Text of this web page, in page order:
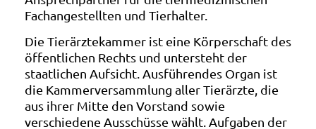
Fachangestellten und Tierhalter.
Die Tierärztekammer ist eine Körperschaft des
öffentlichen Rechts und untersteht der
staatlichen Aufsicht. Ausführendes Organ ist
die Kammerversammlung aller Tierärzte, die
aus ihrer Mitte den Vorstand sowie
verschiedene Ausschüsse wählt. Aufgaben der